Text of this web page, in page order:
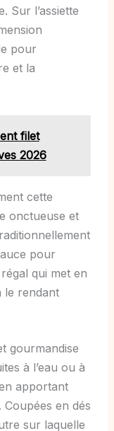
Sur l’assiette
pour
et la
filet
2026
cette
onctueuse et
pour
qui met en
le rendant
gourmandise
à l’eau ou à
apportant
Coupées en dés
sur laquelle